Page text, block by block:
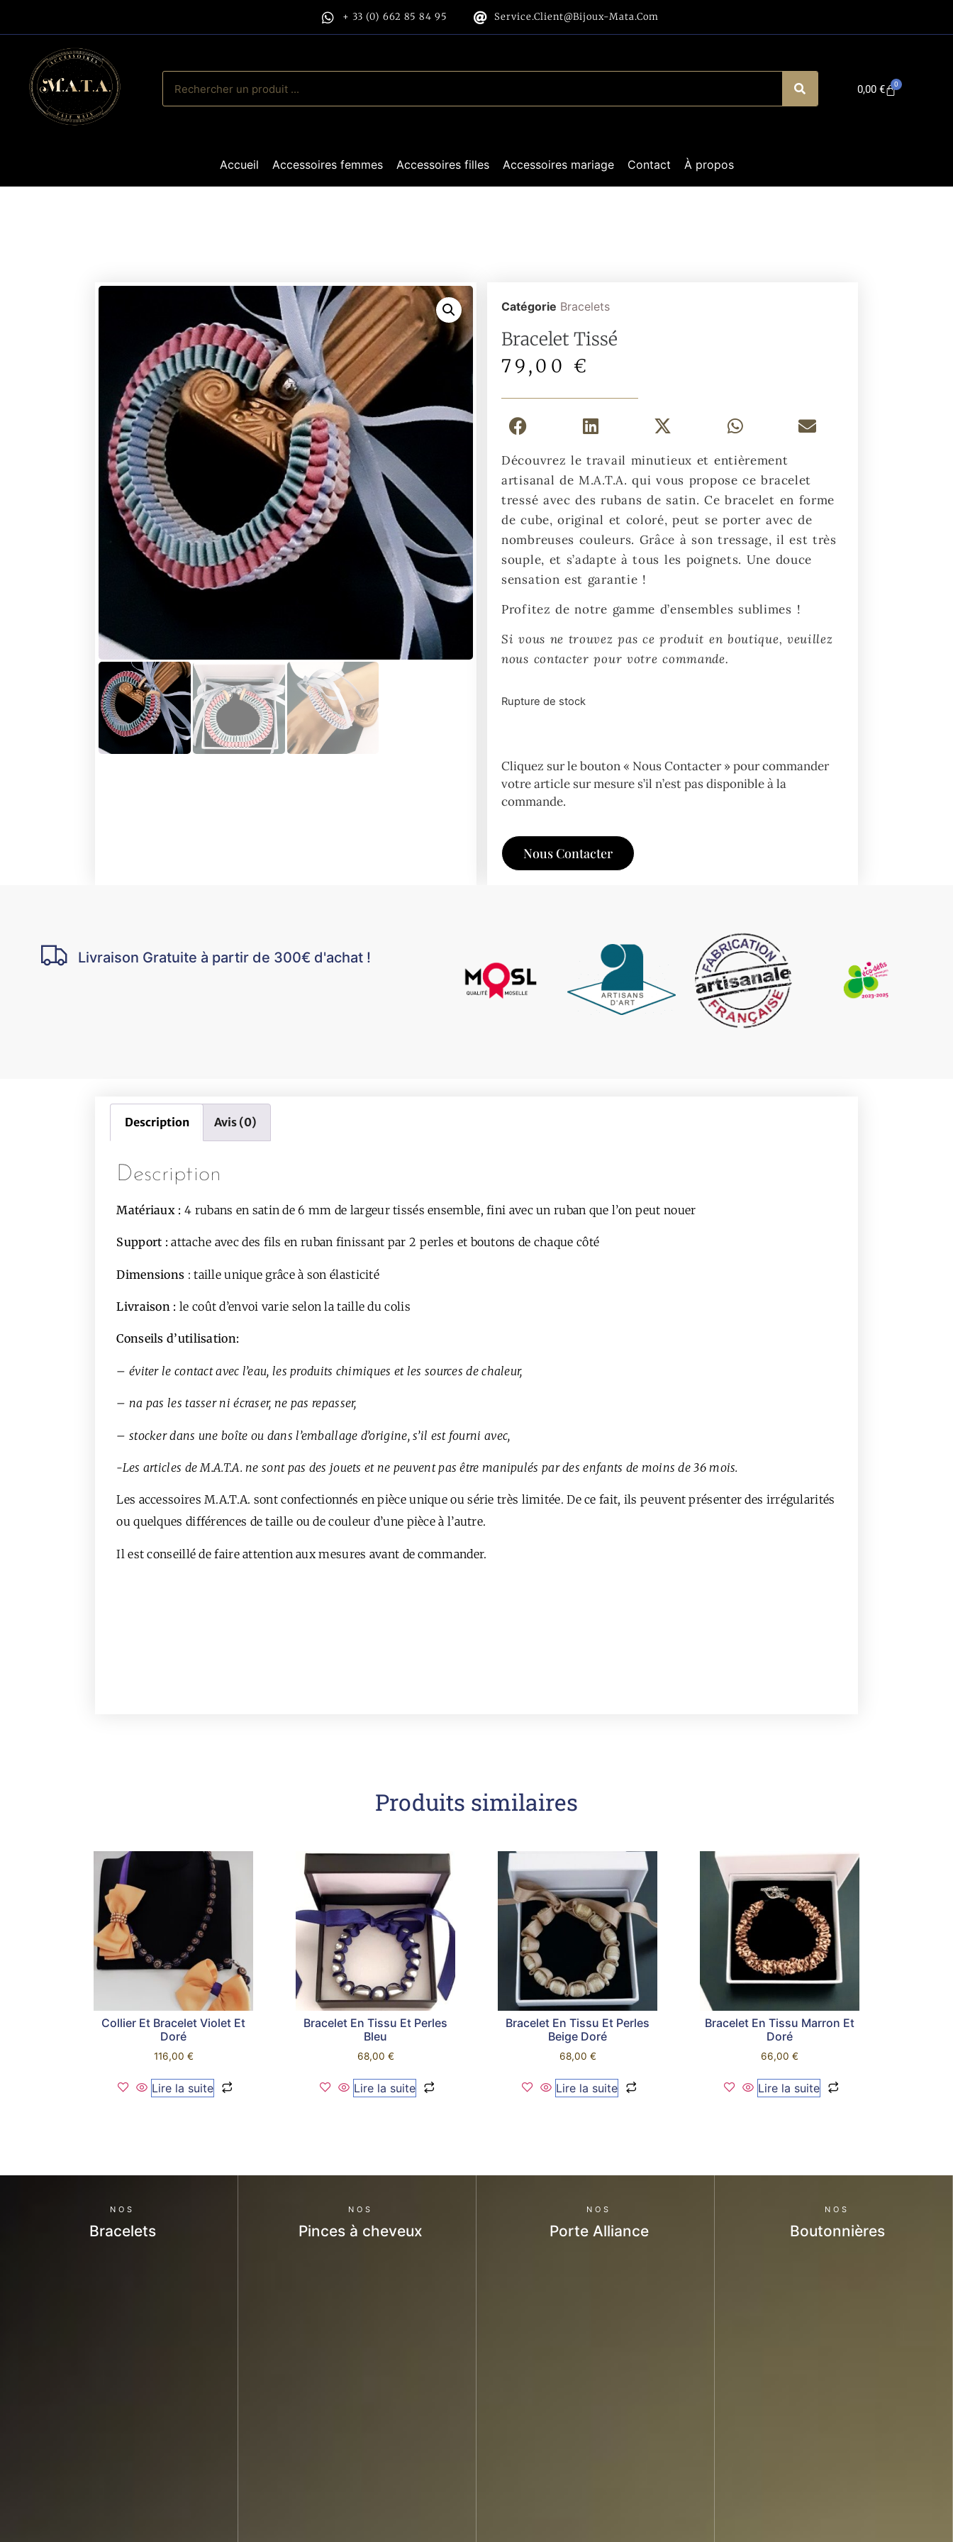
+ 33 (0) 662 85 84 95 Service.client@bijoux-Mata.com
0,00 € 0
Accueil Accessoires femmes Accessoires filles Accessoires mariage Contact À propos
Catégorie Bracelets
Bracelet Tissé
79,00 €
Découvrez le travail minutieux et entièrement
artisanal de M.A.T.A. qui vous propose ce bracelet
tressé avec des rubans de satin. Ce bracelet en forme
de cube, original et coloré, peut se porter avec de
nombreuses couleurs. Grâce à son tressage, il est très
souple, et s’adapte à tous les poignets. Une douce
sensation est garantie !
Profitez de notre gamme d’ensembles sublimes !
Si vous ne trouvez pas ce produit en boutique, veuillez
nous contacter pour votre commande.
Rupture de stock
Cliquez sur le bouton « Nous Contacter » pour commander
votre article sur mesure s’il n’est pas disponible à la
commande.
Nous Contacter
Livraison Gratuite à partir de 300€ d'achat !
Description Avis (0)
Description
Matériaux : 4 rubans en satin de 6 mm de largeur tissés ensemble, fini avec un ruban que l’on peut nouer
Support : attache avec des fils en ruban finissant par 2 perles et boutons de chaque côté
Dimensions : taille unique grâce à son élasticité
Livraison : le coût d’envoi varie selon la taille du colis
Conseils d’utilisation:
– éviter le contact avec l’eau, les produits chimiques et les sources de chaleur,
– na pas les tasser ni écraser, ne pas repasser,
– stocker dans une boîte ou dans l’emballage d’origine, s’il est fourni avec,
-Les articles de M.A.T.A. ne sont pas des jouets et ne peuvent pas être manipulés par des enfants de moins de 36 mois.
Les accessoires M.A.T.A. sont confectionnés en pièce unique ou série très limitée. De ce fait, ils peuvent présenter des irrégularités
ou quelques différences de taille ou de couleur d’une pièce à l’autre.
Il est conseillé de faire attention aux mesures avant de commander.
Produits similaires
Collier Et Bracelet Violet Et
Doré
116,00 €
Lire la suite
Bracelet En Tissu Et Perles
Bleu
68,00 €
Lire la suite
Bracelet En Tissu Et Perles
Beige Doré
68,00 €
Lire la suite
Bracelet En Tissu Marron Et
Doré
66,00 €
Lire la suite
NOS
Bracelets
NOS
Pinces à cheveux
NOS
Porte Alliance
NOS
Boutonnières